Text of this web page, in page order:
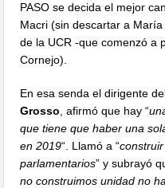
PASO se decida el mejor
Macri (sin descartar a
de la UCR -que comenzó a
Cornejo).
En esa senda el dirigente
Grosso , afirmó que hay “
que tiene que haber una
en 2019“. Llamó a “
parlamentarios” y subrayó
no construimos unidad no